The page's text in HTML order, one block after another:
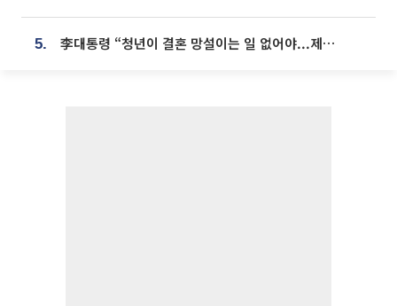
5. 李대통령 “청년이 결혼 망설이는 일 없어야...제도상 불이익 조사”